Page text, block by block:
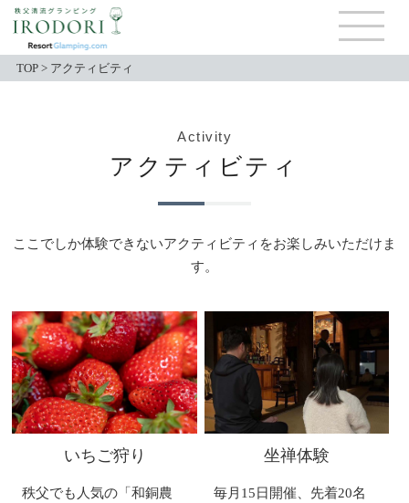
TOP > アクティビティ
Activity
アクティビティ
ここでしか体験できないアクティビティをお楽しみいただけま
す。
いちご狩り
秩父でも人気の「和銅農
坐禅体験
毎月15日開催、先着20名